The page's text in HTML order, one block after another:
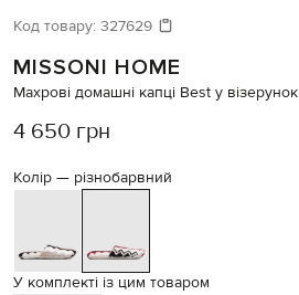
Код товару: 327629
MISSONI HOME
Махрові домашні капці Best у візерунок
4 650 грн
Колір — різнобарвний
У комплекті із цим товаром